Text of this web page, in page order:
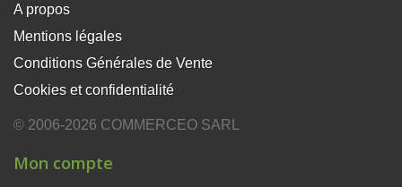
A propos
Mentions légales
Conditions Générales de Vente
Cookies et confidentialité
© 2006-2026 COMMERCEO SARL
Mon compte